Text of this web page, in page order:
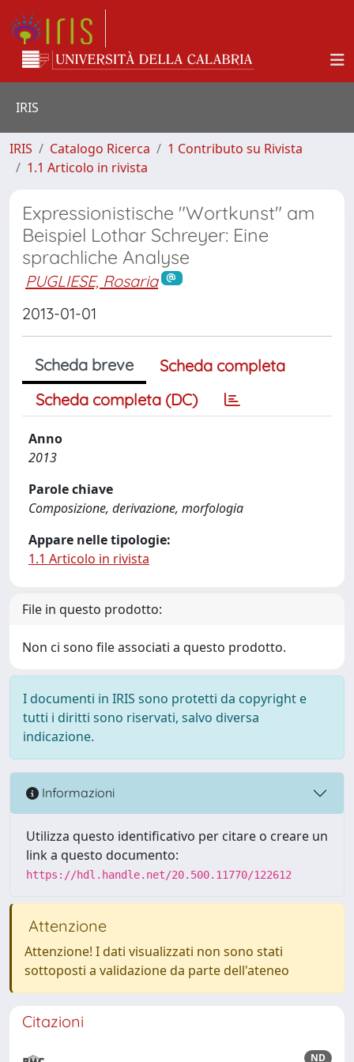
IRIS
IRIS Catalogo Ricerca
1 Contributo su Rivista
1.1 Articolo in rivista
Expressionistische "Wortkunst" am
Beispiel Lothar Schreyer: Eine
sprachliche Analyse
PUGLIESE, Rosaria
2013-01-01
Scheda breve
Scheda completa
Scheda completa (DC)
Anno
2013
Parole chiave
Composizione, derivazione, morfologia
Appare nelle tipologie:
1.1 Articolo in rivista
File in questo prodotto:
Non ci sono file associati a questo prodotto.
I documenti in IRIS sono protetti da copyright e
tutti i diritti sono riservati, salvo diversa
indicazione.
Informazioni
Utilizza questo identificativo per citare o creare un
link a questo documento:
https://hdl.handle.net/20.500.11770/122612
Attenzione
Attenzione! I dati visualizzati non sono stati
sottoposti a validazione da parte dell'ateneo
Citazioni
ND